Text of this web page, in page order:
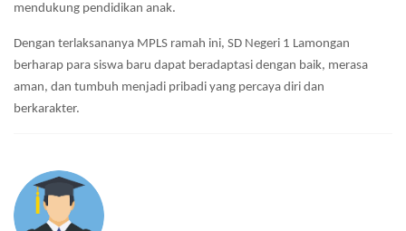
mendukung pendidikan anak.
Dengan terlaksananya MPLS ramah ini, SD Negeri 1 Lamongan
berharap para siswa baru dapat beradaptasi dengan baik, merasa
aman, dan tumbuh menjadi pribadi yang percaya diri dan
berkarakter.